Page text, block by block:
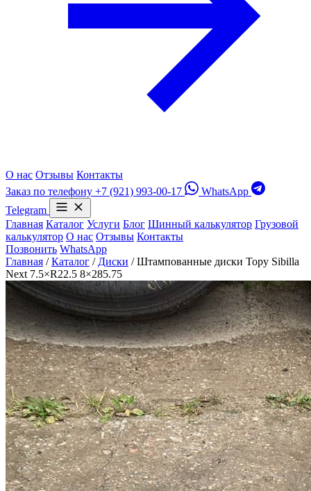
О нас Отзывы Контакты
Заказ по телефону +7 (921) 993-00-17
WhatsApp
Telegram
Главная Каталог Услуги Блог Шинный калькулятор Грузовой
калькулятор О нас Отзывы Контакты
Позвонить WhatsApp
Главная / Каталог / Диски / Штампованные диски Topy Sibilla
Next 7.5×R22.5 8×285.75